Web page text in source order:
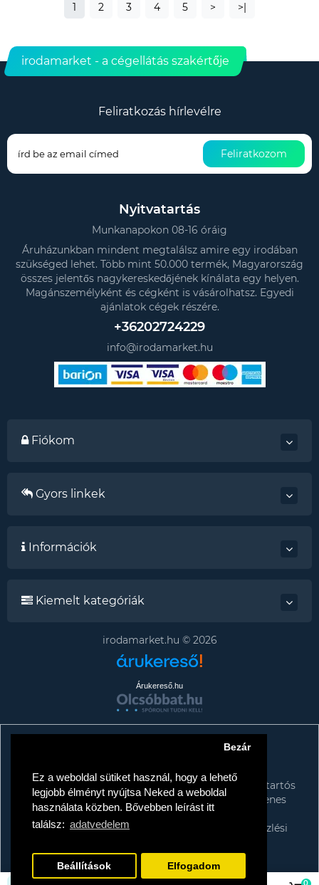
Ez a weboldal sütiket használ, hogy a lehető
legjobb élményt nyújtsa Neked a weboldal
használata közben. Bővebben leírást itt
találsz: adatvedelem
Bezár
Beállítások Elfogadom
1 2 3 4 5 > >|
irodamarket - a cégellátás szakértője
Feliratkozás hírlevélre
Feliratkozom
Nyitvatartás
Munkanapokon 08-16 óráig
Áruházunkban mindent megtalálsz amire egy irodában
szükséged lehet. Több mint 50.000 termék, Magyarország
összes jelentős nagykereskedőjének kínálata egy helyen.
Magánszemélyként és cégként is vásárolhatsz. Egyedi
ajánlatok cégek részére.
+36202724229
info@irodamarket.hu
Fiókom
Gyors linkek
Információk
Kiemelt kategóriák
irodamarket.hu © 2026
Árukereső.hu
Tájékoztató az adattörlő címkékről
TISZTELT VÁSÁRLÓNK!
A kormány döntése alapján a kereskedő minden tartós
adathordozó termék vásárlásakor köteles ingyenes
adattörlő kódot biztosítani fogyasztóknak.
További információk a Nemzeti Média- és Hírközlési
https://nmhh.hu/veglegestorles